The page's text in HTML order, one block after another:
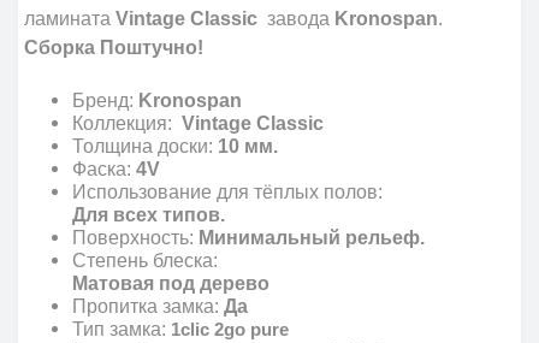
ламината Vintage Classic завода Kronospan.
Сборка Поштучно!
Бренд: Kronospan
Коллекция: Vintage Classic
Толщина доски: 10 мм.
Фаска: 4V
Использование для тёплых полов:
Для всех типов.
Поверхность: Минимальный рельеф.
Степень блеска:
Матовая под дерево
Пропитка замка: Да
Тип замка: 1clic 2go pure